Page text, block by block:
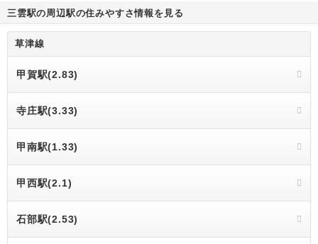
三雲駅の周辺駅の住みやすさ情報を見る
草津線
甲賀駅(2.83)
寺庄駅(3.33)
甲南駅(1.33)
甲西駅(2.1)
石部駅(2.53)